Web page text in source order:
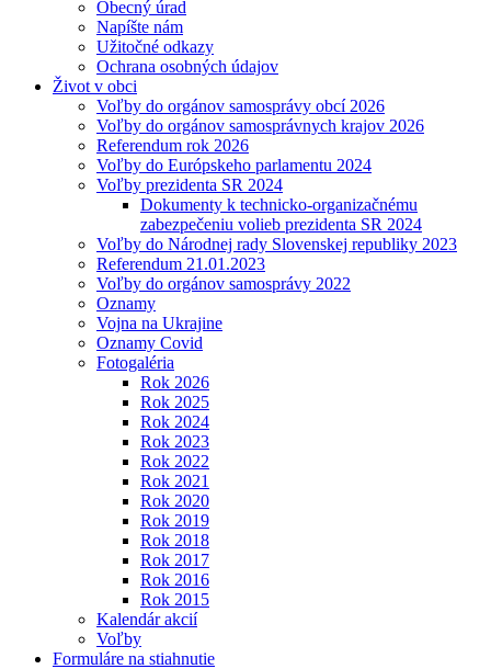
Obecný úrad
Napíšte nám
Užitočné odkazy
Ochrana osobných údajov
Život v obci
Voľby do orgánov samosprávy obcí 2026
Voľby do orgánov samosprávnych krajov 2026
Referendum rok 2026
Voľby do Európskeho parlamentu 2024
Voľby prezidenta SR 2024
Dokumenty k technicko-organizačnému
zabezpečeniu volieb prezidenta SR 2024
Voľby do Národnej rady Slovenskej republiky 2023
Referendum 21.01.2023
Voľby do orgánov samosprávy 2022
Oznamy
Vojna na Ukrajine
Oznamy Covid
Fotogaléria
Rok 2026
Rok 2025
Rok 2024
Rok 2023
Rok 2022
Rok 2021
Rok 2020
Rok 2019
Rok 2018
Rok 2017
Rok 2016
Rok 2015
Kalendár akcií
Voľby
Formuláre na stiahnutie